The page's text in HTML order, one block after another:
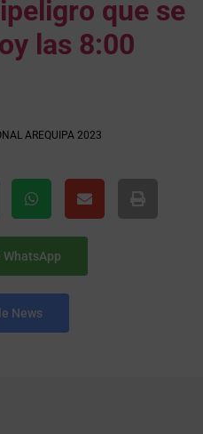
que se
las 8:00
AREQUIPA 2023
News